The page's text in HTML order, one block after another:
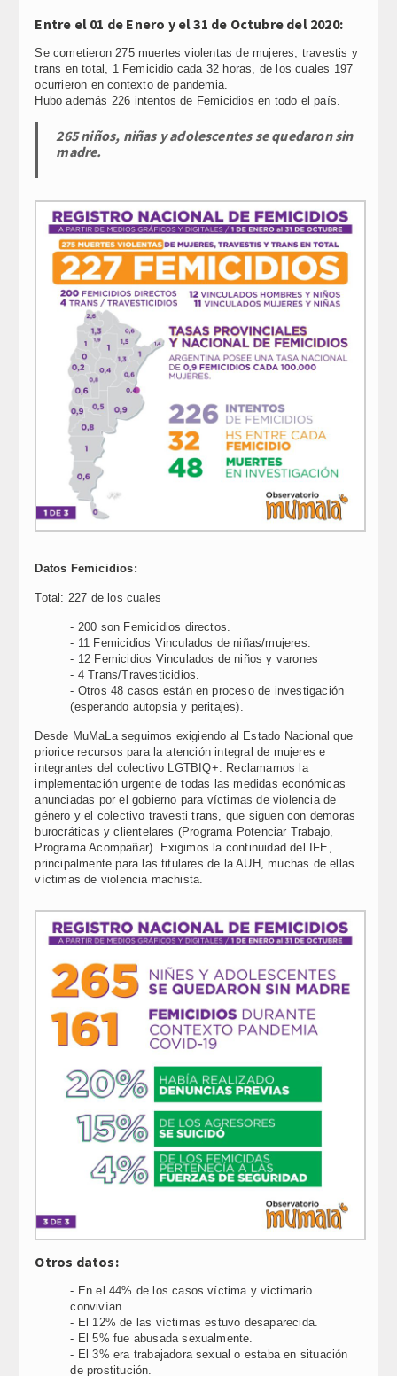
Entre el 01 de Enero y el 31 de Octubre del 2020:
Se cometieron 275 muertes violentas de mujeres, travestis y
trans en total, 1 Femicidio cada 32 horas, de los cuales 197
ocurrieron en contexto de pandemia.
Hubo además 226 intentos de Femicidios en todo el país.
265 niños, niñas y adolescentes se quedaron sin
madre.
Datos Femicidios:
Total: 227 de los cuales
- 200 son Femicidios directos.
- 11 Femicidios Vinculados de niñas/mujeres.
- 12 Femicidios Vinculados de niños y varones
- 4 Trans/Travesticidios.
- Otros 48 casos están en proceso de investigación
(esperando autopsia y peritajes).
Desde MuMaLa seguimos exigiendo al Estado Nacional que
priorice recursos para la atención integral de mujeres e
integrantes del colectivo LGTBIQ+. Reclamamos la
implementación urgente de todas las medidas económicas
anunciadas por el gobierno para víctimas de violencia de
género y el colectivo travesti trans, que siguen con demoras
burocráticas y clientelares (Programa Potenciar Trabajo,
Programa Acompañar). Exigimos la continuidad del IFE,
principalmente para las titulares de la AUH, muchas de ellas
víctimas de violencia machista.
Otros datos:
- En el 44% de los casos víctima y victimario
convivían.
- El 12% de las víctimas estuvo desaparecida.
- El 5% fue abusada sexualmente.
- El 3% era trabajadora sexual o estaba en situación
de prostitución.